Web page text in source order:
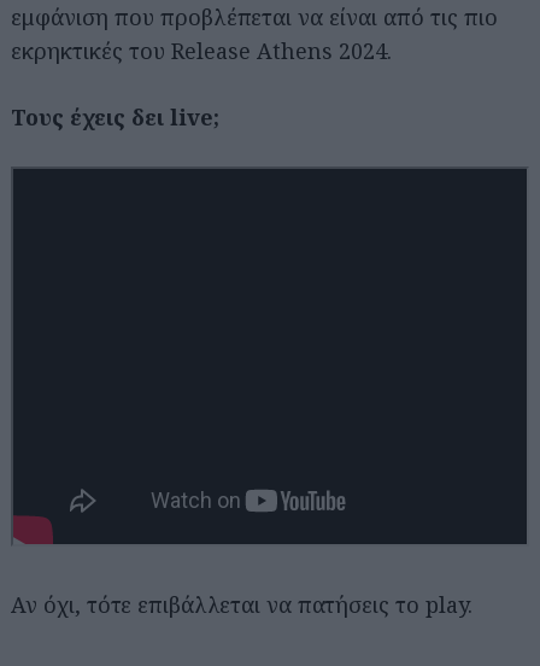
εμφάνιση που προβλέπεται να είναι από τις πιο
εκρηκτικές του Release Athens 2024.
Τους έχεις δει live;
Αν όχι, τότε επιβάλλεται να πατήσεις το play.